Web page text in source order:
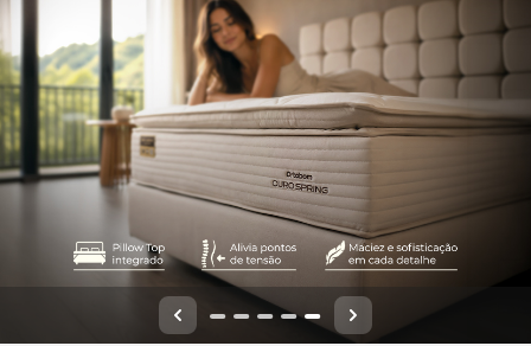
Anterior Próximo